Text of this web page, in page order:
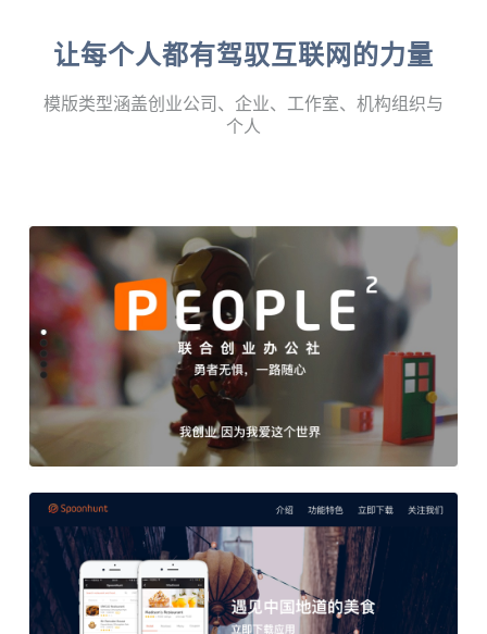
让每个人都有驾驭互联网的力量
模版类型涵盖创业公司、企业、工作室、机构组织与
个人